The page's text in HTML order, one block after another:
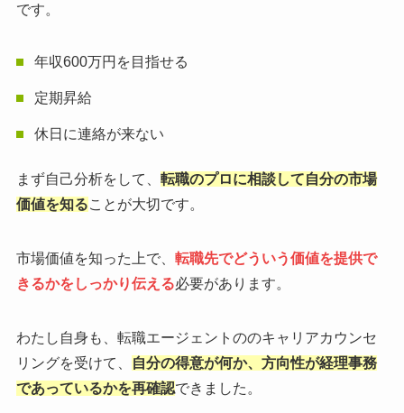
です。
年収600万円を目指せる
定期昇給
休日に連絡が来ない
まず自己分析をして、 転職のプロに相談して自分の市場
価値を知ることが大切です。
市場価値を知った上で、 転職先でどういう価値を提供で
きるかをしっかり伝える必要があります。
わたし自身も、転職エージェントののキャリアカウンセ
リングを受けて、
自分の得意が何か、方向性が経理事務
であっているかを再確認できました。